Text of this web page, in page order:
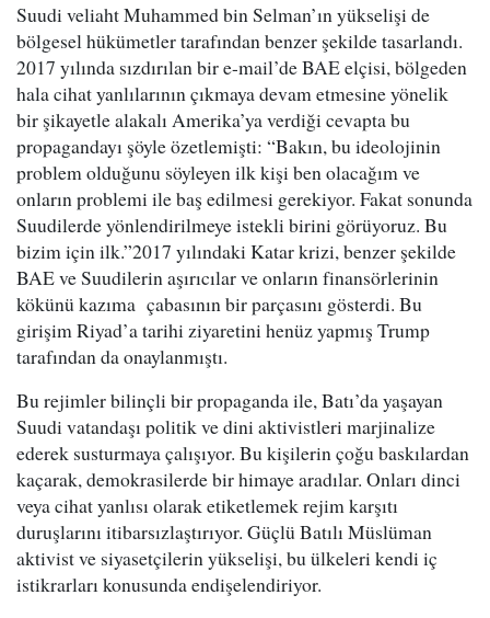
Suudi veliaht Muhammed bin Selman’ın yükselişi de
bölgesel hükümetler tarafından benzer şekilde tasarlandı.
2017 yılında sızdırılan bir e-mail’de BAE elçisi, bölgeden
hala cihat yanlılarının çıkmaya devam etmesine yönelik
bir şikayetle alakalı Amerika’ya verdiği cevapta bu
propagandayı şöyle özetlemişti: “Bakın, bu ideolojinin
problem olduğunu söyleyen ilk kişi ben olacağım ve
onların problemi ile baş edilmesi gerekiyor. Fakat sonunda
Suudilerde yönlendirilmeye istekli birini görüyoruz. Bu
bizim için ilk.”2017 yılındaki Katar krizi, benzer şekilde
BAE ve Suudilerin aşırıcılar ve onların finansörlerinin
kökünü kazıma çabasının bir parçasını gösterdi. Bu
girişim Riyad’a tarihi ziyaretini henüz yapmış Trump
tarafından da onaylanmıştı.
Bu rejimler bilinçli bir propaganda ile, Batı’da yaşayan
Suudi vatandaşı politik ve dini aktivistleri marjinalize
ederek susturmaya çalışıyor. Bu kişilerin çoğu baskılardan
kaçarak, demokrasilerde bir himaye aradılar. Onları dinci
veya cihat yanlısı olarak etiketlemek rejim karşıtı
duruşlarını itibarsızlaştırıyor. Güçlü Batılı Müslüman
aktivist ve siyasetçilerin yükselişi, bu ülkeleri kendi iç
istikrarları konusunda endişelendiriyor.